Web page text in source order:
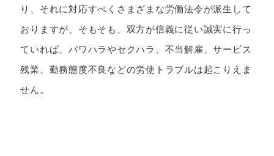
り、それに対応すべくさまざまな労働法令が派生して
おりますが、そもそも、双方が信義に従い誠実に行っ
ていれば、パワハラやセクハラ、不当解雇、サービス
残業、勤務態度不良などの労使トラブルは起こりえま
せん。